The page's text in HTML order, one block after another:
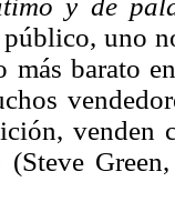
y de
uno
más barato
venden
(Steve